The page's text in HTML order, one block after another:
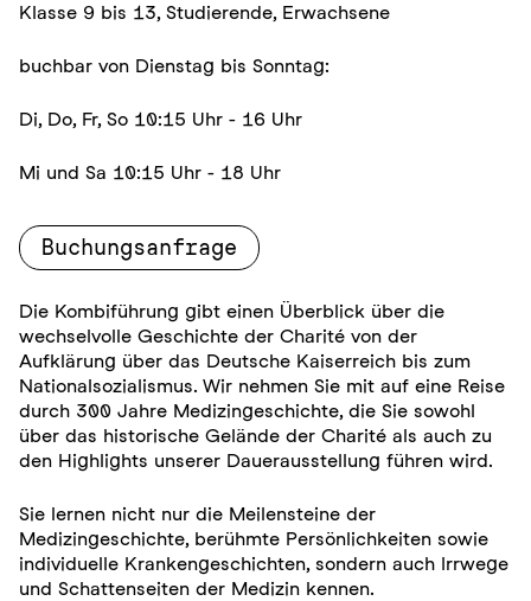
Klasse 9 bis 13, Studierende, Erwachsene
buchbar von Dienstag bis Sonntag:
Di, Do, Fr, So 10:15 Uhr - 16 Uhr
Mi und Sa 10:15 Uhr - 18 Uhr
Buchungsanfrage
Die Kombiführung gibt einen Überblick über die
wechselvolle Geschichte der Charité von der
Aufklärung über das Deutsche Kaiserreich bis zum
Nationalsozialismus. Wir nehmen Sie mit auf eine Reise
durch 300 Jahre Medizingeschichte, die Sie sowohl
über das historische Gelände der Charité als auch zu
den Highlights unserer Dauerausstellung führen wird.
Sie lernen nicht nur die Meilensteine der
Medizingeschichte, berühmte Persönlichkeiten sowie
individuelle Krankengeschichten, sondern auch Irrwege
und Schattenseiten der Medizin kennen.